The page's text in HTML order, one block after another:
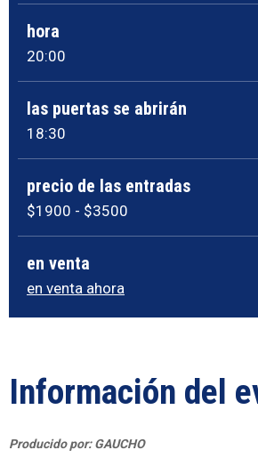
hora
20:00
las puertas se abrirán
18:30
precio de las entradas
$1900 - $3500
en venta
en venta ahora
Información del
Producido por: GAUCHO